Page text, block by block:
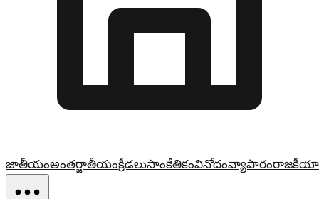
జాతీయంఅంతర్జాతీయంక్రీడలుసాంకేతికంవినోదంవ్యాపారం